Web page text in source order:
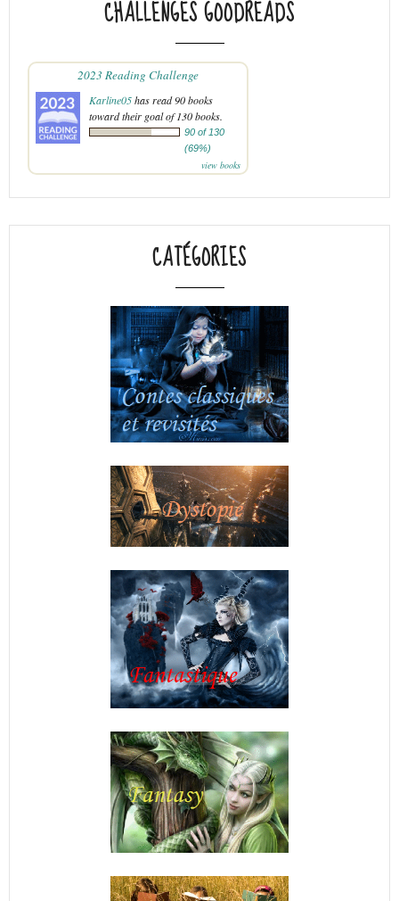
CHALLENGES GOODREADS
2023 Reading Challenge
Karline05has read 90 books
toward their goal of 130 books.
90 of 130
(69%)
view books
CATÉGORIES